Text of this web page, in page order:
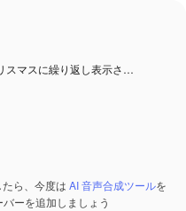
スマスに繰り返し表示さ…
ら、今度は AI 音声合成ツールを
ーを追加しましょう